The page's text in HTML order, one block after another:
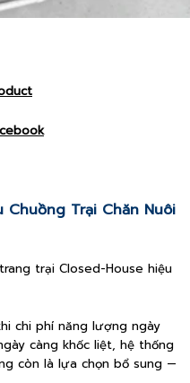
Chuồng Trại Chăn Nuôi
trại Closed-House hiệu
chi phí năng lượng ngày
càng khốc liệt, hệ thống
còn là lựa chọn bổ sung —